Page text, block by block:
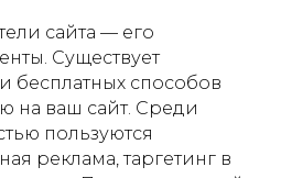
сайта — его
Существует
бесплатных способов
на ваш сайт. Среди
пользуются
реклама, таргетинг в